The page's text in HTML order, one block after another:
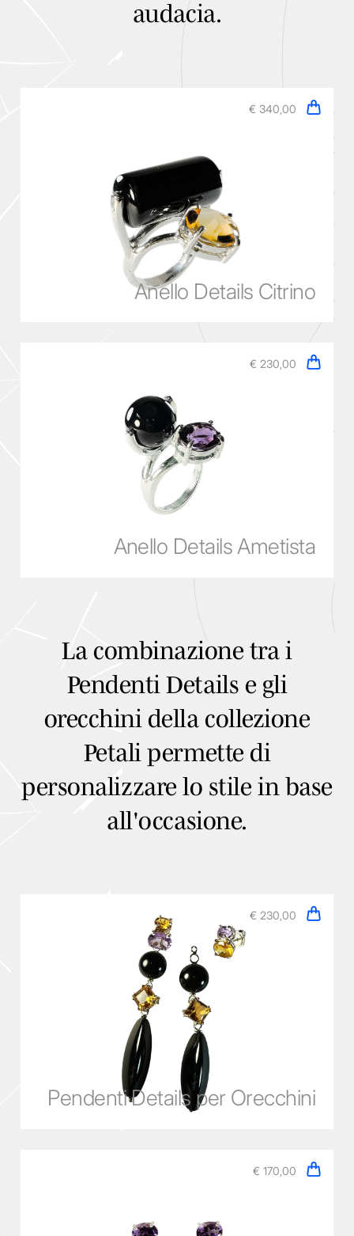
Collection
Prodotti
Contatti
Carrello
audacia.
€ 340,00
Anello Details Citrino
€ 230,00
Anello Details Ametista
La combinazione tra i
Pendenti Details e gli
orecchini della collezione
Petali permette di
personalizzare lo stile in base
all'occasione.
€ 230,00
Pendenti Details per Orecchini
€ 170,00